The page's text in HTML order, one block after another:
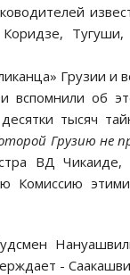
Тугуши,
Грузии
вспомнили об
тысяч
Грузию не
ВД
Комиссию
-